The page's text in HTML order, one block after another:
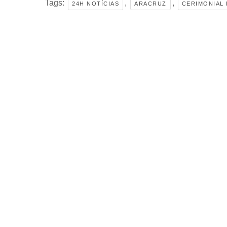
Tags: 24H NOTÍCIAS , ARACRUZ , CERIMONIAL